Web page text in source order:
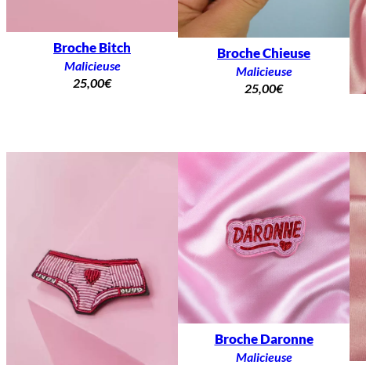
Broche Bitch
Malicieuse
25,00€
Broche Chieuse
Malicieuse
25,00€
Broche Daronne
Malicieuse